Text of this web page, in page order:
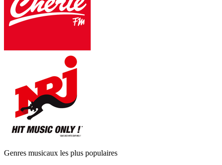
Genres musicaux les plus populaires